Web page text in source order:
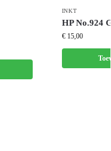
INKT
HP No.924
€15,00